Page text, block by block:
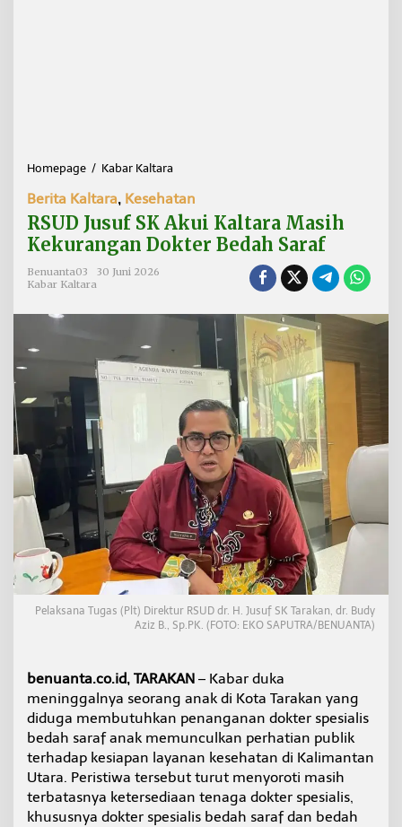
Homepage / Kabar Kaltara
U
D
J
u
S
u
a
l
a
r
a
M
a
s
i
e
a
n
g
a
D
o
k
t
Berita Kaltara, Kesehatan
RSUD Jusuf SK Akui Kaltara Masih
Kekurangan Dokter Bedah Saraf
Benuanta03
30 Juni 2026
Kabar Kaltara
Pelaksana Tugas (Plt) Direktur RSUD dr. H. Jusuf SK Tarakan, dr. Budy
Aziz B., Sp.PK. (FOTO: EKO SAPUTRA/BENUANTA)
benuanta.co.id, TARAKAN – Kabar duka
meninggalnya seorang anak di Kota Tarakan yang
diduga membutuhkan penanganan dokter spesialis
bedah saraf anak memunculkan perhatian publik
terhadap kesiapan layanan kesehatan di Kalimantan
Utara. Peristiwa tersebut turut menyoroti masih
terbatasnya ketersediaan tenaga dokter spesialis,
khususnya dokter spesialis bedah saraf dan bedah